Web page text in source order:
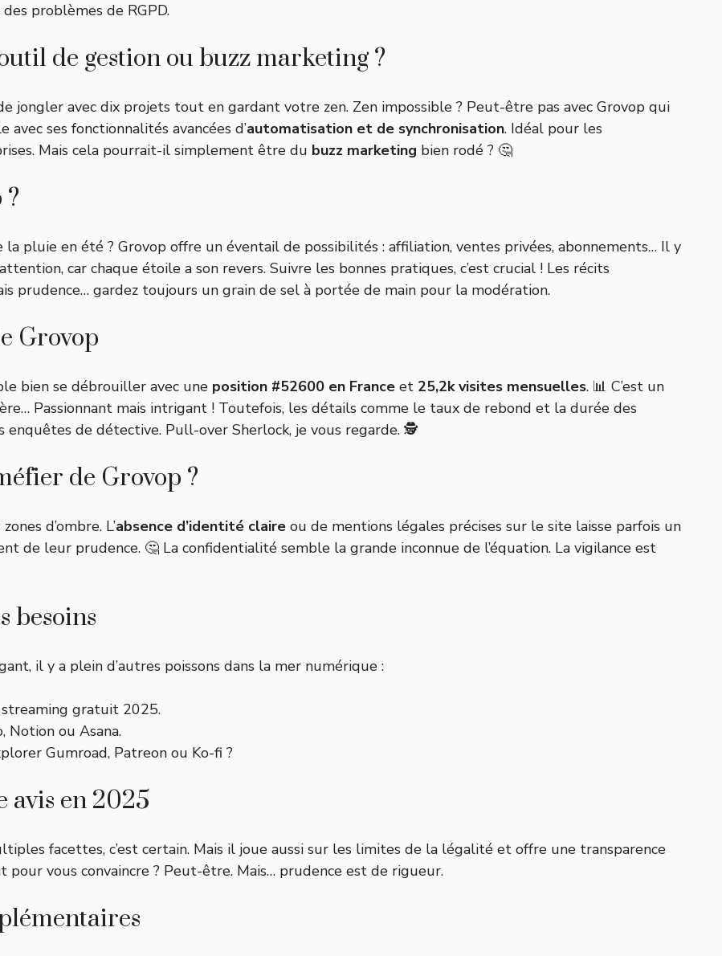
problèmes de RGPD.
de gestion ou buzz marketing ?
jongler avec dix projets tout en gardant votre zen. Zen impossible ? Peut-être pas avec Grovop qui
ses fonctionnalités avancées d’automatisation et de synchronisation. Idéal pour les
Mais cela pourrait-il simplement être du buzz marketing bien rodé ? 🤔
pluie en été ? Grovop offre un éventail de possibilités : affiliation, ventes privées, abonnements… Il y
car chaque étoile a son revers. Suivre les bonnes pratiques, c’est crucial ! Les récits
prudence… gardez toujours un grain de sel à portée de main pour la modération.
Grovop
bien se débrouiller avec une position #52600 en France et 25,2k visites mensuelles. 📊 C’est un
Passionnant mais intrigant ! Toutefois, les détails comme le taux de rebond et la durée des
de détective. Pull-over Sherlock, je vous regarde. 🕵️
de Grovop ?
d’ombre. L’absence d’identité claire ou de mentions légales précises sur le site laisse parfois un
de leur prudence. 🤔 La confidentialité semble la grande inconnue de l’équation. La vigilance est
besoins
il y a plein d’autres poissons dans la mer numérique :
gratuit 2025.
Notion ou Asana.
Gumroad, Patreon ou Ko-fi ?
avis en 2025
facettes, c’est certain. Mais il joue aussi sur les limites de la légalité et offre une transparence
pour vous convaincre ? Peut-être. Mais… prudence est de rigueur.